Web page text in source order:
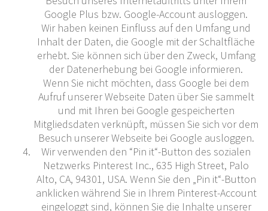
Google Plus bzw. Google-Account ausloggen.
Wir haben keinen Einfluss auf den Umfang und
Inhalt der Daten, die Google mit der Schaltfläche
erhebt. Sie können sich über den Zweck, Umfang
der Datenerhebung bei Google informieren.
Wenn Sie nicht möchten, dass Google bei dem
Aufruf unserer Webseite Daten über Sie sammelt
und mit Ihren bei Google gespeicherten
Mitgliedsdaten verknüpft, müssen Sie sich vor dem
Besuch unserer Webseite bei Google ausloggen.
Wir verwenden den “Pin it“-Button des sozialen
Netzwerks Pinterest Inc., 635 High Street, Palo
Alto, CA, 94301, USA. Wenn Sie den „Pin it“-Button
anklicken während Sie in Ihrem Pinterest-Account
eingeloggt sind, können Sie die Inhalte unserer